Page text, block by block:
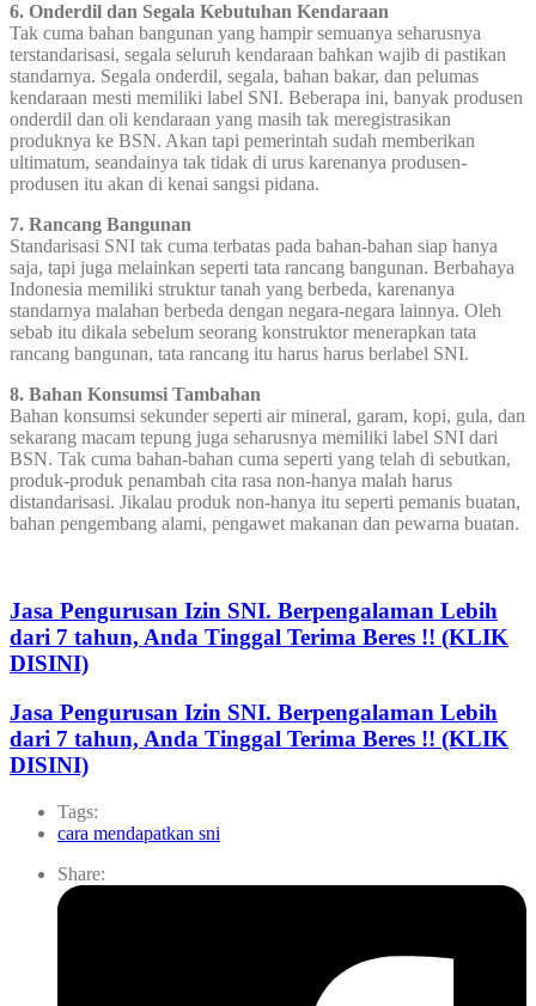
6. Onderdil dan Segala Kebutuhan Kendaraan
Tak cuma bahan bangunan yang hampir semuanya seharusnya
terstandarisasi, segala seluruh kendaraan bahkan wajib di pastikan
standarnya. Segala onderdil, segala, bahan bakar, dan pelumas
kendaraan mesti memiliki label SNI. Beberapa ini, banyak produsen
onderdil dan oli kendaraan yang masih tak meregistrasikan
produknya ke BSN. Akan tapi pemerintah sudah memberikan
ultimatum, seandainya tak tidak di urus karenanya produsen-
produsen itu akan di kenai sangsi pidana.
7. Rancang Bangunan
Standarisasi SNI tak cuma terbatas pada bahan-bahan siap hanya
saja, tapi juga melainkan seperti tata rancang bangunan. Berbahaya
Indonesia memiliki struktur tanah yang berbeda, karenanya
standarnya malahan berbeda dengan negara-negara lainnya. Oleh
sebab itu dikala sebelum seorang konstruktor menerapkan tata
rancang bangunan, tata rancang itu harus harus berlabel SNI.
8. Bahan Konsumsi Tambahan
Bahan konsumsi sekunder seperti air mineral, garam, kopi, gula, dan
sekarang macam tepung juga seharusnya memiliki label SNI dari
BSN. Tak cuma bahan-bahan cuma seperti yang telah di sebutkan,
produk-produk penambah cita rasa non-hanya malah harus
distandarisasi. Jikalau produk non-hanya itu seperti pemanis buatan,
bahan pengembang alami, pengawet makanan dan pewarna buatan.
Jasa Pengurusan Izin SNI. Berpengalaman Lebih
dari 7 tahun, Anda Tinggal Terima Beres !! (KLIK
DISINI)
Jasa Pengurusan Izin SNI. Berpengalaman Lebih
dari 7 tahun, Anda Tinggal Terima Beres !! (KLIK
DISINI)
Tags:
cara mendapatkan sni
Share: